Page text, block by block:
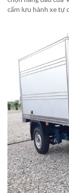
cấm lưu hành xe tự